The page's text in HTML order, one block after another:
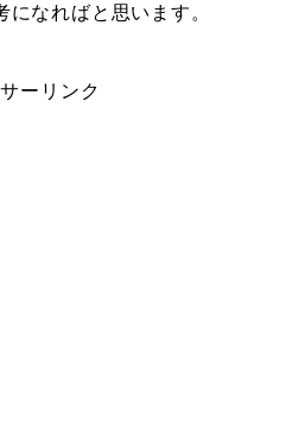
なればと思います。
ーリンク